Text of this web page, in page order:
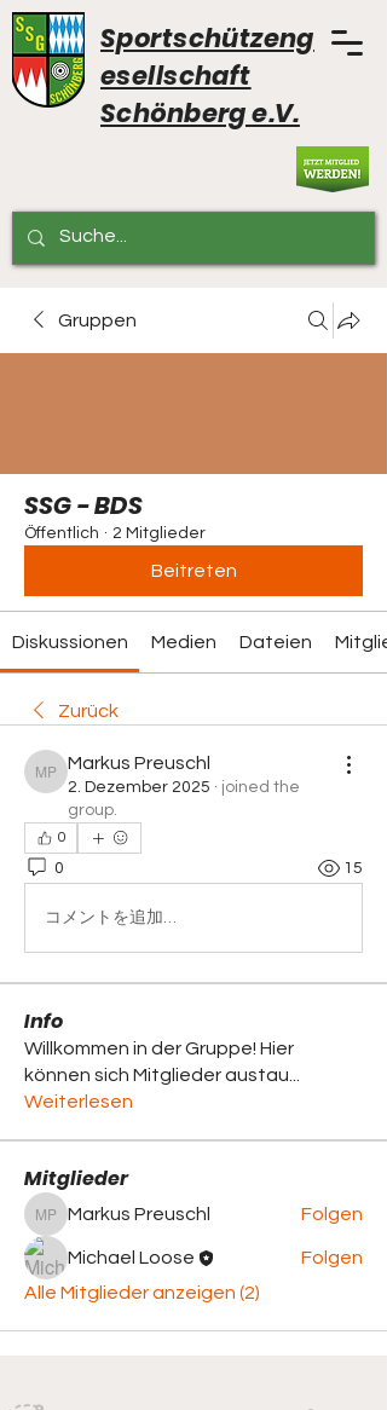
Sportschützeng
esellschaft
Schönberg e.V.
Gruppen
SSG - BDS
Öffentlich · 2 Mitglieder
Beitreten
Diskussionen Medien Dateien
Zurück
Markus Preuschl
Markus Preuschl
2. Dezember 2025 · joined the
group.
0
0 15
コメントを追加…
Info
Willkommen in der Gruppe! Hier
können sich Mitglieder austau
Weiterlesen
Mitglieder
Markus Preuschl
Markus Preuschl Folgen
Michael Loose
Folgen
Alle Mitglieder anzeigen (2)